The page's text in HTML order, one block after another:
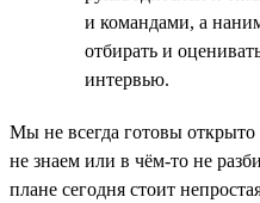
и командами, а
отбирать и
интервью.
Мы не всегда готовы открыто
не знаем или в чём-то не
плане сегодня стоит